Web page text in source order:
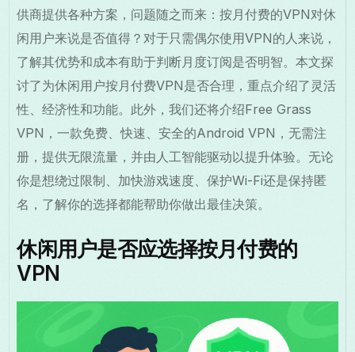
供商提供各种方案，问题随之而来：按月付费的VPN对休
闲用户来说是否值得？对于只需偶尔使用VPN的人来说，
了解其优势和成本有助于判断月度订阅是否明智。本文探
讨了为休闲用户按月付费VPN是否合理，重点介绍了灵活
性、经济性和功能。此外，我们还将介绍Free Grass
VPN，一款免费、快速、安全的Android VPN，无需注
册，提供无限流量，并由人工智能驱动以提升体验。无论
你是想绕过限制、加快游戏速度、保护Wi-Fi还是保持匿
名，了解你的选择都能帮助你做出最佳决策。
休闲用户是否应选择按月付费的
VPN